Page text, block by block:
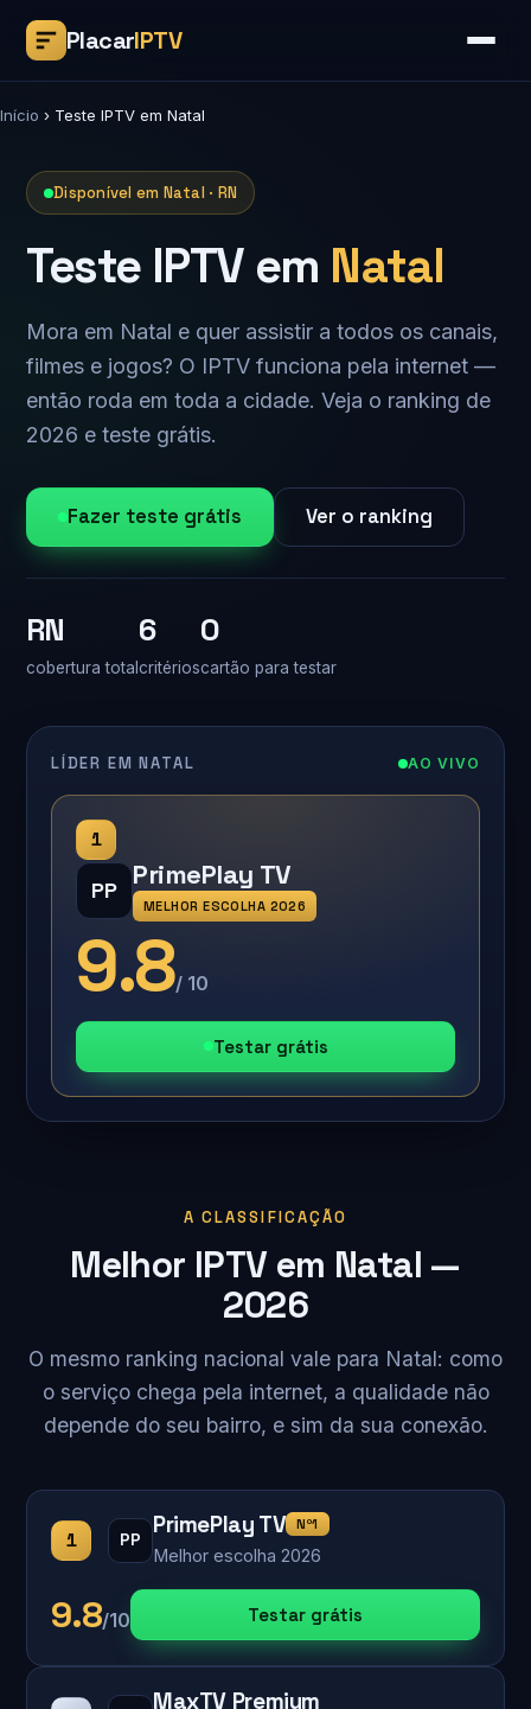
PlacarIPTV
Início › Teste IPTV em Natal
Disponível em Natal · RN
Teste IPTV em Natal
Mora em Natal e quer assistir a todos os canais,
filmes e jogos? O IPTV funciona pela internet —
então roda em toda a cidade. Veja o ranking de
2026 e teste grátis.
Fazer teste grátis Ver o ranking
RN
cobertura total
6
critérios
0
cartão para testar
LÍDER EM NATAL AO VIVO
1
PP PrimePlay TV
MELHOR ESCOLHA 2026
9.8/ 10
Testar grátis
A CLASSIFICAÇÃO
Melhor IPTV em Natal —
2026
O mesmo ranking nacional vale para Natal: como
o serviço chega pela internet, a qualidade não
depende do seu bairro, e sim da sua conexão.
1 PP
PrimePlay TV Nº1
Melhor escolha 2026
9.8/10 Testar grátis
MaxTV Premium